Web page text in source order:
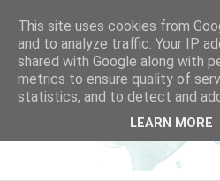
This site uses cookies from
and to analyze traffic. Your IP
shared with Google along with
metrics to ensure quality of
statistics, and to detect and
LEARN MORE